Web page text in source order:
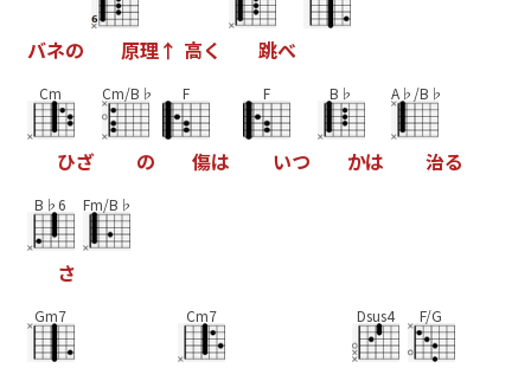
バネの 原理↑ 高く 跳べ
Cm
ひざ
Cm/B♭
の
F
傷は
F
いつ
B♭
かは
A♭/B♭
治る
B♭6
さ
Fm/B♭
Gm7 Cm7 Dsus4 F/G